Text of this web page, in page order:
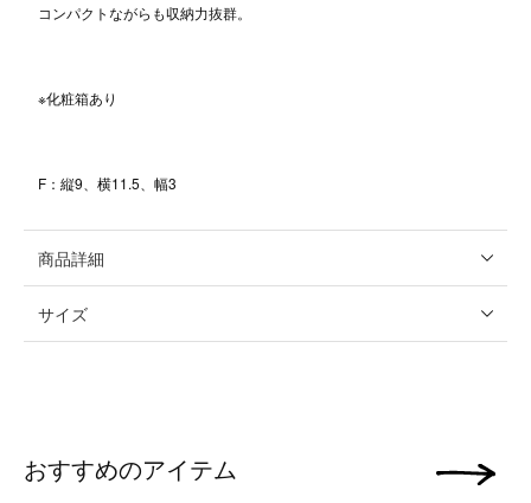
コンパクトながらも収納力抜群。
※化粧箱あり
F：縦9、横11.5、幅3
商品詳細
サイズ
おすすめのアイテム 次の画像